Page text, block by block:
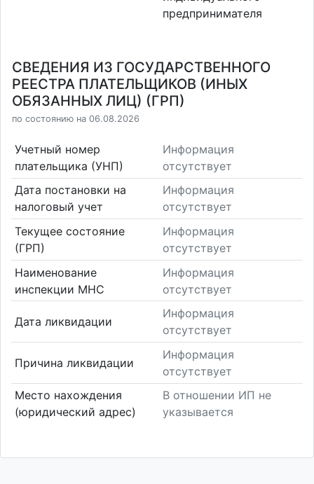
предпринимателя
СВЕДЕНИЯ ИЗ ГОСУДАРСТВЕННОГО
РЕЕСТРА ПЛАТЕЛЬЩИКОВ (ИНЫХ
ОБЯЗАННЫХ ЛИЦ) (ГРП)
по состоянию на 06.08.2026
Учетный номер
плательщика (УНП)
Информация
отсутствует
Дата постановки на
налоговый учет
Информация
отсутствует
Текущее состояние
(ГРП)
Информация
отсутствует
Наименование
инспекции МНС
Информация
отсутствует
Дата ликвидации
Информация
отсутствует
Причина ликвидации
Информация
отсутствует
Место нахождения
(юридический адрес)
В отношении ИП не
указывается